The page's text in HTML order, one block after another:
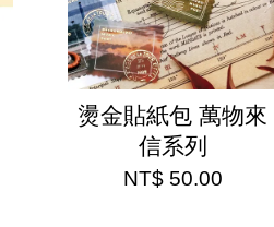
燙金貼紙包 萬物來
信系列
NT$ 50.00